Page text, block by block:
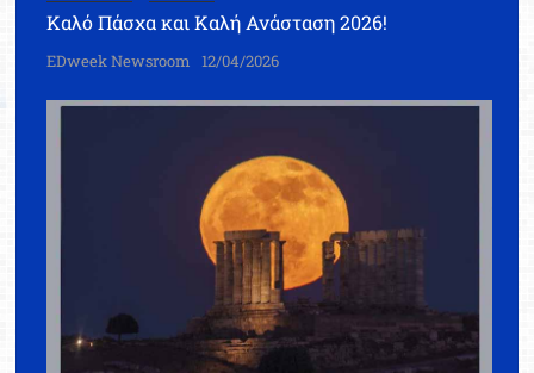
Καλό Πάσχα και Καλή Ανάσταση 2026!
EDweek Newsroom 12/04/2026